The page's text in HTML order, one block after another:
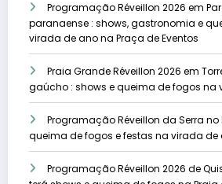
Programação Réveillon 2026 em
paranaense : shows, gastronomia e
virada de ano na Praça de Eventos
Praia Grande Réveillon 2026 em
gaúcho : shows e queima de fogos na
Programação Réveillon da Serra no
queima de fogos e festas na virada de
Programação Réveillon 2026 de